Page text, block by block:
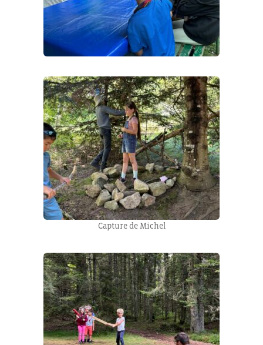
Capture de Michel